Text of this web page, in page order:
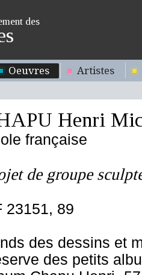
des
Oeuvres Artistes
Henri
française
de groupe
23151, 89
des dessins et
des petits